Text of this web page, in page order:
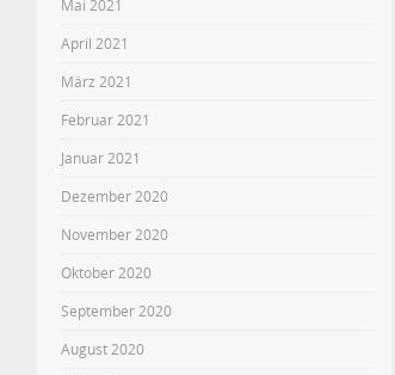
Mai 2021
April 2021
März 2021
Februar 2021
Januar 2021
Dezember 2020
November 2020
Oktober 2020
September 2020
August 2020